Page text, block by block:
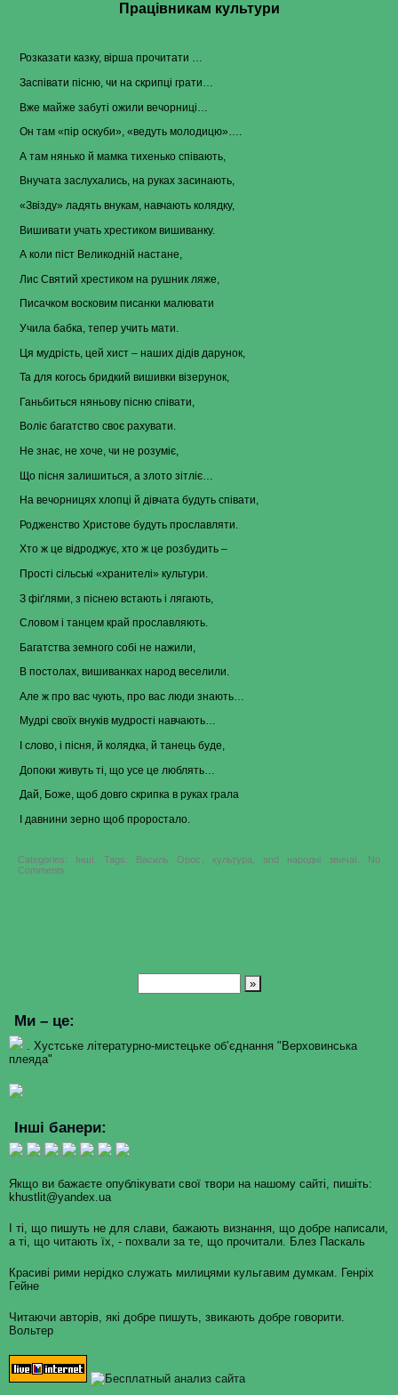
Працівникам культури
Розказати казку, вірша прочитати …
Заспівати пісню, чи на скрипці грати…
Вже майже забуті ожили вечорниці…
Он там «пір оскуби», «ведуть молодицю»….
А там нянько й мамка тихенько співають,
Внучата заслухались, на руках засинають,
«Звізду» ладять внукам, навчають колядку,
Вишивати учать хрестиком вишиванку.
А коли піст Великодній настане,
Лис Святий хрестиком на рушник ляже,
Писачком восковим писанки малювати
Учила бабка, тепер учить мати.
Ця мудрість, цей хист – наших дідів дарунок,
Та для когось бридкий вишивки візерунок,
Ганьбиться няньову пісню співати,
Воліє багатство своє рахувати.
Не знає, не хоче, чи не розуміє,
Що пісня залишиться, а злото зітліє…
На вечорницях хлопці й дівчата будуть співати,
Родженство Христове будуть прославляти.
Хто ж це відроджує, хто ж це розбудить –
Прості сільські «хранителі» культури.
З фіґлями, з піснею встають і лягають,
Словом і танцем край прославляють.
Багатства земного собі не нажили,
В постолах, вишиванках народ веселили.
Але ж про вас чують, про вас люди знають…
Мудрі своїх внуків мудрості навчають…
І слово, і пісня, й колядка, й танець буде,
Допоки живуть ті, що усе це люблять…
Дай, Боже, щоб довго скрипка в руках грала
І давнини зерно щоб проростало.
Categories: Інші .Tags: Василь Орос культура , and народні звичаї. No
Comments
Ми – це:
. Хустське літературно-мистецьке об’єднання "Верховинська
плеяда"
Інші банери:
Якщо ви бажаєте опублікувати свої твори на нашому сайті, пишіть:
khustlit@yandex.ua
І ті, що пишуть не для слави, бажають визнання, що добре написали,
а ті, що читають їх, - похвали за те, що прочитали. Блез Паскаль
Красиві рими нерідко служать милицями кульгавим думкам. Генріх
Гейне
Читаючи авторів, які добре пишуть, звикають добре говорити.
Вольтер